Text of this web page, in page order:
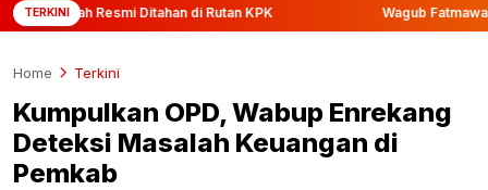
TERKINI
Ditahan di Rutan KPK Wagub Fatmawati Rusdi Lepas
Home Terkini
Kumpulkan OPD, Wabup Enrekang
Deteksi Masalah Keuangan di
Pemkab